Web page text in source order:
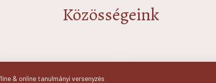
Közösségeink
& online tanulmányi versenyzés